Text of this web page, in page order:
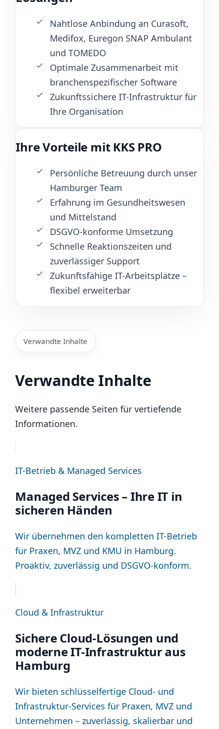
Nahtlose Anbindung an Curasoft,
Medifox, Euregon SNAP Ambulant
und TOMEDO
Optimale Zusammenarbeit mit
branchenspezifischer Software
Zukunftssichere IT-Infrastruktur für
Ihre Organisation
Ihre Vorteile mit KKS PRO
Persönliche Betreuung durch unser
Hamburger Team
Erfahrung im Gesundheitswesen
und Mittelstand
DSGVO-konforme Umsetzung
Schnelle Reaktionszeiten und
zuverlässiger Support
Zukunftsfähige IT-Arbeitsplätze –
flexibel erweiterbar
Verwandte Inhalte
Verwandte Inhalte
Weitere passende Seiten für vertiefende
Informationen.
IT-Betrieb & Managed Services
Managed Services – Ihre IT in
sicheren Händen
Wir übernehmen den kompletten IT-Betrieb
für Praxen, MVZ und KMU in Hamburg.
Proaktiv, zuverlässig und DSGVO-konform.
Cloud & Infrastruktur
Sichere Cloud-Lösungen und
moderne IT-Infrastruktur aus
Hamburg
Wir bieten schlüsselfertige Cloud- und
Infrastruktur-Services für Praxen, MVZ und
Unternehmen – zuverlässig, skalierbar und